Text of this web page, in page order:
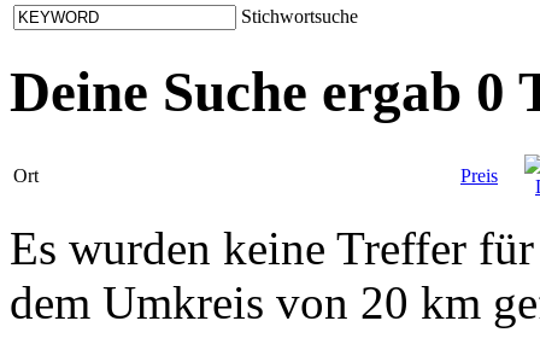
Stichwortsuche
Deine Suche ergab 0
Ort Preis
Es wurden keine Treffer
dem Umkreis von 20 km